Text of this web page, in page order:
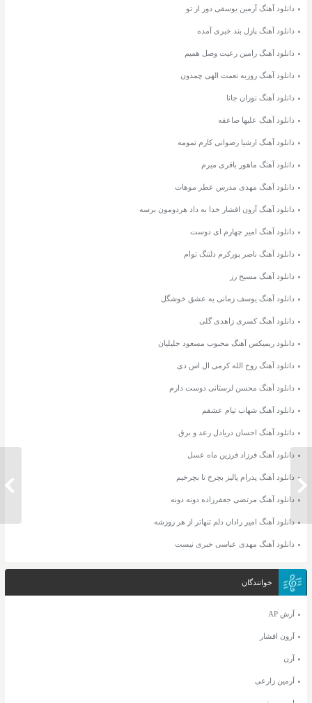
دانلود آهنگ آرمین یوسفی دور از تو
دانلود آهنگ پازل بند خبری آمده
دانلود آهنگ رامین رعیت وصل همیم
دانلود آهنگ روزبه نعمت الهی چمدون
دانلود آهنگ نوران جانا
دانلود آهنگ علیها صاعقه
دانلود آهنگ ارشیا رضوانی کارم تمومه
دانلود آهنگ ماهور باقری میرم
دانلود آهنگ مهدی مدرس عطر موهات
دانلود آهنگ آرون افشار خدا به داد هردومون برسه
دانلود آهنگ امیر چهارم ای دوست
دانلود آهنگ ناصر پورکرم دلتنگ توام
دانلود آهنگ مسیح رز
دانلود آهنگ یوسف زمانی یه عشق خوشگل
دانلود آهنگ کسری زاهدی گلی
دانلود ریمیکس آهنگ محبوب مسعود جلیلیان
دانلود آهنگ روح الله کرمی ال اس دی
دانلود آهنگ محسن لرستانی دوست دارم
دانلود آهنگ شهاب تیام عشقم
دانلود آهنگ احسان دریادل رعد و برق
دانلود آهنگ فرزاد فرزین ماه عسل
دانلود آهنگ پدرام پالیز بچرخ تا بچرخیم
دانلود آهنگ مرتضی جعفرزاده دونه دونه
دانلود آهنگ امیر رادان دلم تنهاتر از هر روزشه
دانلود آهنگ مهدی عباسی خبری نیست
خوانندگان
آرش AP
آرون افشار
آرن
آرمین زارعی